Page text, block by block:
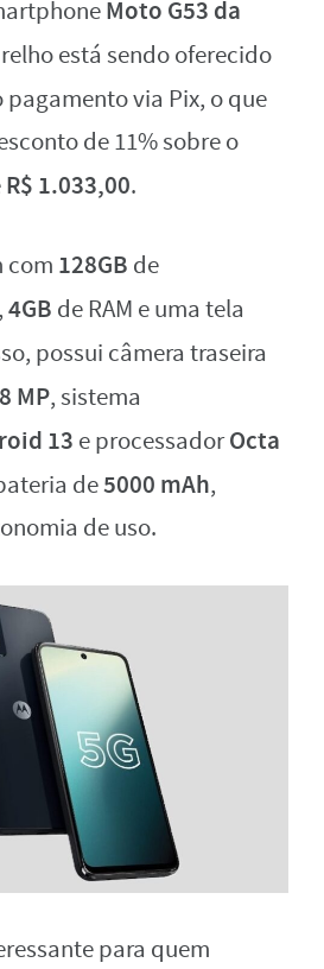
Moto G53 da
está sendo oferecido
pagamento via Pix, o que
de 11% sobre o
R$ 1.033,00.
com 128GB de
4GB de RAM e uma tela
possui câmera traseira
8 MP, sistema
13 e processadorOcta
de5000 mAh,
de uso.
para quem